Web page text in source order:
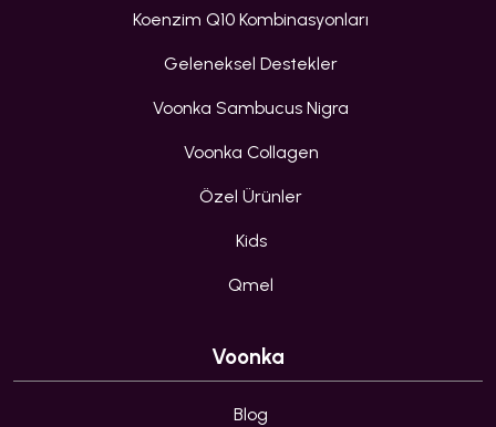
Koenzim Q10 Kombinasyonları
Geleneksel Destekler
Voonka Sambucus Nigra
Voonka Collagen
Özel Ürünler
Kids
Qmel
Voonka
Blog